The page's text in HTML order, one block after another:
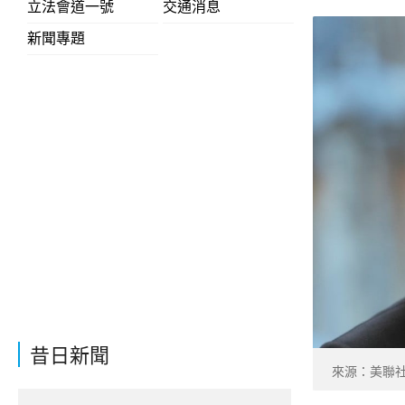
立法會道一號
交通消息
新聞專題
昔日新聞
來源：美聯